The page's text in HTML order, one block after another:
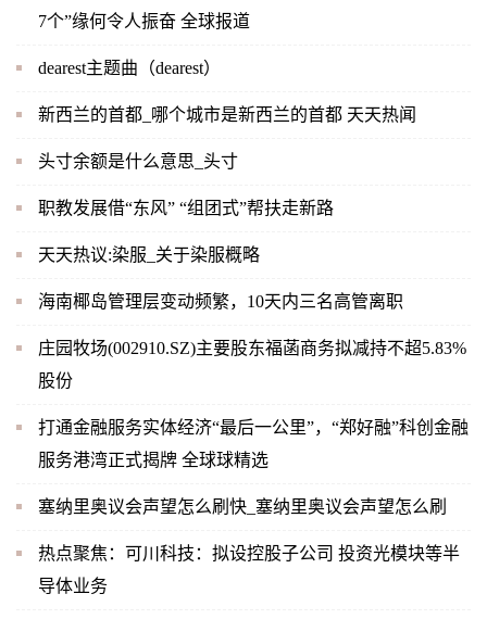
7个”缘何令人振奋 全球报道
dearest主题曲（dearest）
新西兰的首都_哪个城市是新西兰的首都 天天热闻
头寸余额是什么意思_头寸
职教发展借“东风” “组团式”帮扶走新路
天天热议:染服_关于染服概略
海南椰岛管理层变动频繁，10天内三名高管离职
庄园牧场(002910.SZ)主要股东福菡商务拟减持不超5.83%
股份
打通金融服务实体经济“最后一公里”，“郑好融”科创金融
服务港湾正式揭牌 全球球精选
塞纳里奥议会声望怎么刷快_塞纳里奥议会声望怎么刷
热点聚焦：可川科技：拟设控股子公司 投资光模块等半
导体业务